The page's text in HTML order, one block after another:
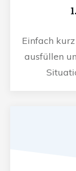
Einfach
ausfüllen